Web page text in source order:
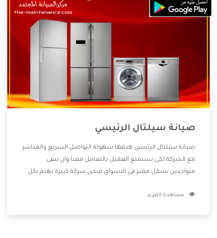
صيانة سيلتال الرئيسي
صيانة سيلتال الرئيسي هدفها سهولة التواصل السريع والمباشر
مع الشركة لكى يستمتع العميل بالتعامل معنا وان نبقى
متواجدين بشكل مميز فى الاسواق فنحن شركة كبيرة نهتم بكل
الشركة بها والتى تكون منها خدمة الصيانة التى تكون من أهم
مشاهدة المزيد